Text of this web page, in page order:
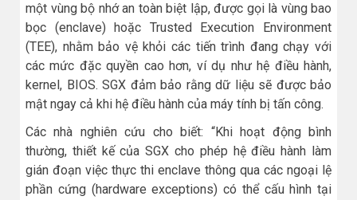
một vùng bộ nhớ an toàn biệt lập, được gọi là vùng bao
bọc (enclave) hoặc Trusted Execution Environment
(TEE), nhằm bảo vệ khỏi các tiến trình đang chạy với
các mức đặc quyền cao hơn, ví dụ như hệ điều hành,
kernel, BIOS. SGX đảm bảo rằng dữ liệu sẽ được bảo
mật ngay cả khi hệ điều hành của máy tính bị tấn công.
Các nhà nghiên cứu cho biết: “Khi hoạt động bình
thường, thiết kế của SGX cho phép hệ điều hành làm
gián đoạn việc thực thi enclave thông qua các ngoại lệ
phần cứng (hardware exceptions) có thể cấu hình tại